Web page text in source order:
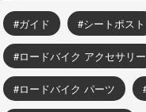
ガイド シートポスト
ロードバイク アクセサリー
ロードバイク パーツ